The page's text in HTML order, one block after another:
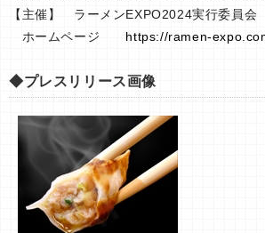
【主催】 ラーメンEXPO2024実行委員会
ホームページ https://ramen-
◆プレスリリース画像